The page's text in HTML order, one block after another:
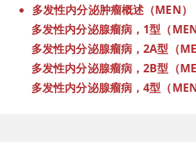
多发性内分泌肿瘤概述（MEN）
多发性内分泌腺瘤病，1型（MEN
多发性内分泌腺瘤病，2A型（
多发性内分泌腺瘤病，2B型（
多发性内分泌腺瘤病，4型（MEN